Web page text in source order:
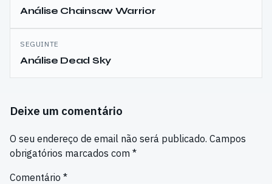
de
artigos
Análise Chainsaw Warrior
SEGUINTE
Análise Dead Sky
Deixe um comentário
O seu endereço de email não será publicado. Campos
obrigatórios marcados com *
Comentário *